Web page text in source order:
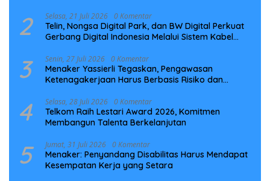
2 Selasa, 21 Juli 2026 0 Komentar
Telin, Nongsa Digital Park, dan BW Digital Perkuat
Gerbang Digital Indonesia Melalui Sistem Kabel
3 Senin, 27 Juli 2026 0 Komentar
Menaker Yassierli Tegaskan, Pengawasan
Ketenagakerjaan Harus Berbasis Risiko dan
4 Selasa, 28 Juli 2026 0 Komentar
Telkom Raih Lestari Award 2026, Komitmen
Membangun Talenta Berkelanjutan
5 Jumat, 31 Juli 2026 0 Komentar
Menaker: Penyandang Disabilitas Harus Mendapat
Kesempatan Kerja yang Setara